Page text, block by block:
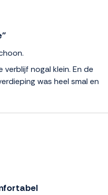
verblijf nogal klein. En de
was heel smal en